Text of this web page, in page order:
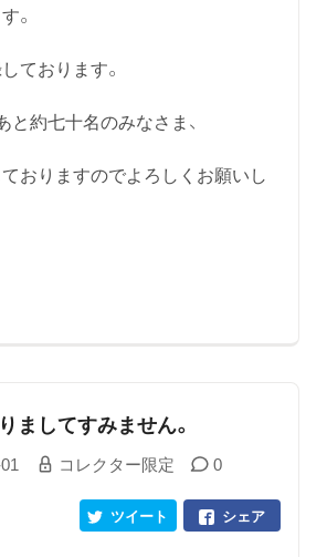
。
ております。
と約七十名のみなさま、
おりますのでよろしくお願いし
ましてすみません。
コレクター限定 0
シェア
ツイート